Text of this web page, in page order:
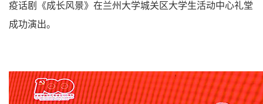
疫话剧《成长风景》在兰州大学城关区大学生活动中心礼堂
成功演出。